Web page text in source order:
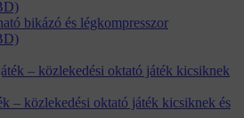
bikázó és légkompresszor
– közlekedési oktató játék kicsiknek és